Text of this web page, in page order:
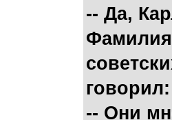
-- Да,
Фамилия
говорил:
-- Они